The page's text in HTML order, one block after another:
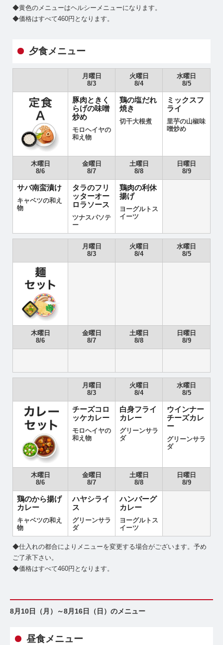
◆黄色のメニューはヘルシーメニューになります。
◆価格はすべて460円となります。
夕食メニュー
月曜日
8/3
火曜日
8/4
水曜日
8/5
豚肉ときく
らげの味噌
炒め
モロヘイヤの
和え物
鶏の塩だれ
焼き
切干大根煮
ミックスフ
ライ
里芋の山椒味
噌炒め
木曜日
8/6
金曜日
8/7
土曜日
8/8
日曜日
8/9
サバ南蛮漬け
キャベツの和え
物
タラのフリ
ッターオー
ロラソース
ツナスパソテ
ー
鶏肉の利休
揚げ
ヨーグルトス
イーツ
月曜日
8/3
火曜日
8/4
水曜日
8/5
木曜日
8/6
金曜日
8/7
土曜日
8/8
日曜日
8/9
月曜日
8/3
火曜日
8/4
水曜日
8/5
チーズコロ
ッケカレー
モロヘイヤの
和え物
白身フライ
カレー
グリーンサラ
ダ
ウインナー
チーズカレ
ー
グリーンサラ
ダ
木曜日
8/6
金曜日
8/7
土曜日
8/8
日曜日
8/9
鶏のから揚げ
カレー
キャベツの和え
物
ハヤシライ
ス
グリーンサラ
ダ
ハンバーグ
カレー
ヨーグルトス
イーツ
◆仕入れの都合によりメニューを変更する場合がございます。予め
ご了承下さい。
◆価格はすべて460円となります。
8月10日（月）～8月16日（日）のメニュー
昼食メニュー